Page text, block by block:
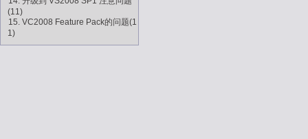
(11)
15. VC2008 Feature Pack的问题(1
1)